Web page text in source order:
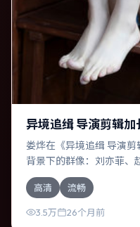
异境追缉 导演剪辑加
娄烨在《异境追缉 导演
背景下的群像：刘亦菲、
惊悚作品，故事从日常裂
局；视听语言统一，情感
高清 流畅
3.5万 26个月前